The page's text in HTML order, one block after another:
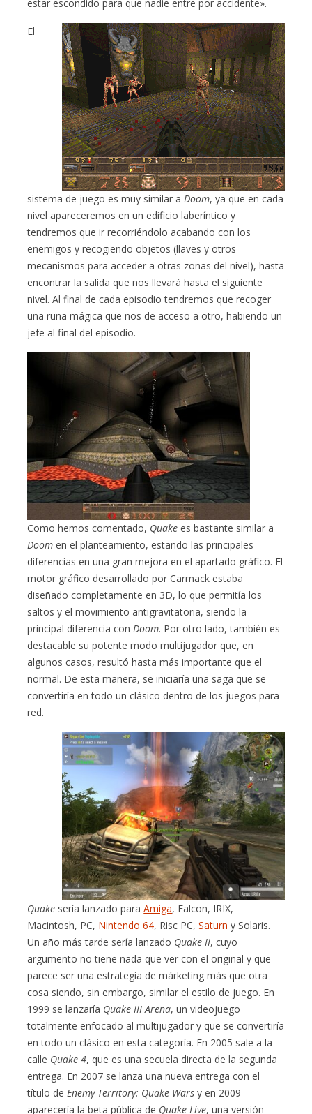
estar escondido para que nadie entre por accidente».
El
sistema de juego es muy similar aDoom, ya que en cada
nivel apareceremos en un edificio laberíntico y
tendremos que ir recorriéndolo acabando con los
enemigos y recogiendo objetos (llaves y otros
mecanismos para acceder a otras zonas del nivel), hasta
encontrar la salida que nos llevará hasta el siguiente
nivel. Al final de cada episodio tendremos que recoger
una runa mágica que nos de acceso a otro, habiendo un
jefe al final del episodio.
Como hemos comentado, Quake es bastante similar a
Doom en el planteamiento, estando las principales
diferencias en una gran mejora en el apartado gráfico. El
motor gráfico desarrollado por Carmack estaba
diseñado completamente en 3D, lo que permitía los
saltos y el movimiento antigravitatoria, siendo la
principal diferencia conDoom. Por otro lado, también es
destacable su potente modo multijugador que, en
algunos casos, resultó hasta más importante que el
normal. De esta manera, se iniciaría una saga que se
convertiría en todo un clásico dentro de los juegos para
red.
Quake sería lanzado paraAmiga, Falcon, IRIX,
Macintosh, PC, Nintendo 64, Risc PC,Saturn y Solaris.
Un año más tarde sería lanzado Quake II, cuyo
argumento no tiene nada que ver con el original y que
parece ser una estrategia de márketing más que otra
cosa siendo, sin embargo, similar el estilo de juego. En
1999 se lanzaría Quake III Arena, un videojuego
totalmente enfocado al multijugador y que se convertiría
en todo un clásico en esta categoría. En 2005 sale a la
calle Quake 4, que es una secuela directa de la segunda
entrega. En 2007 se lanza una nueva entrega con el
título de Enemy Territory: Quake Wars y en 2009
aparecería la beta pública de Quake Live, una versión